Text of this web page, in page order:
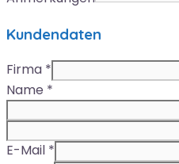
Kundendaten
Firma *
Name *
E-Mail *